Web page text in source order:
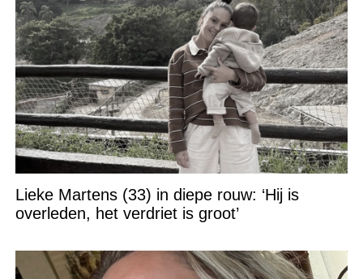
Lieke Martens (33) in diepe rouw: ‘Hij is
overleden, het verdriet is groot’